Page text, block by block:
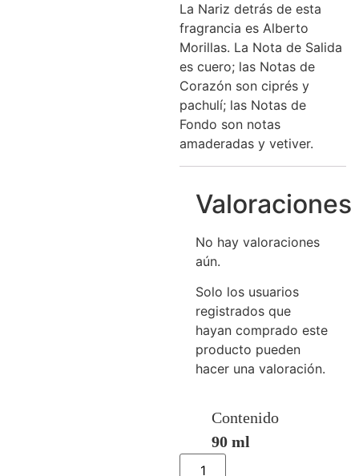
La Nariz detrás de esta
fragrancia es Alberto
Morillas. La Nota de Salida
es cuero; las Notas de
Corazón son ciprés y
pachulí; las Notas de
Fondo son notas
amaderadas y vetiver.
Valoraciones
No hay valoraciones
aún.
Solo los usuarios
registrados que
hayan comprado este
producto pueden
hacer una valoración.
Contenido
90 ml